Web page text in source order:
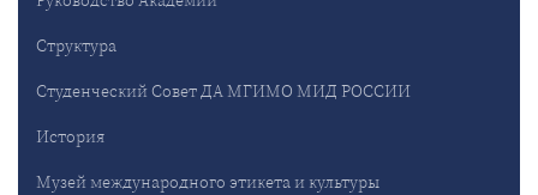
Структура
Студенческий Совет ДА МГИМО МИД РОССИИ
История
Музей международного этикета и культуры